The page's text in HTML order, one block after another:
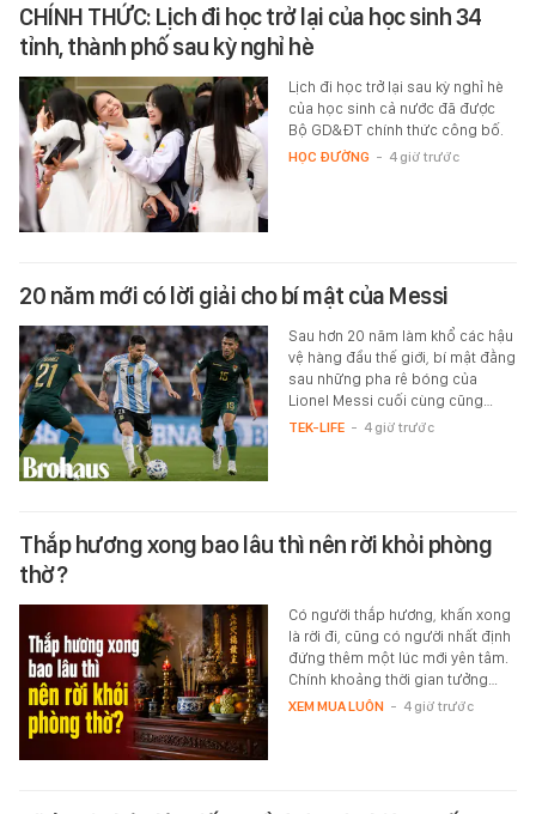
CHÍNH THỨC: Lịch đi học trở lại của học sinh 34
tỉnh, thành phố sau kỳ nghỉ hè
Lịch đi học trở lại sau kỳ nghỉ hè
của học sinh cả nước đã được
Bộ GD&ĐT chính thức công bố.
HỌC ĐƯỜNG - 4 giờ trước
20 năm mới có lời giải cho bí mật của Messi
Sau hơn 20 năm làm khổ các hậu
vệ hàng đầu thế giới, bí mật đằng
sau những pha rê bóng của
Lionel Messi cuối cùng cũng…
TEK-LIFE - 4 giờ trước
Thắp hương xong bao lâu thì nên rời khỏi phòng
thờ?
Có người thắp hương, khấn xong
là rời đi, cũng có người nhất định
đứng thêm một lúc mới yên tâm.
Chính khoảng thời gian tưởng…
XEM MUA LUÔN - 4 giờ trước